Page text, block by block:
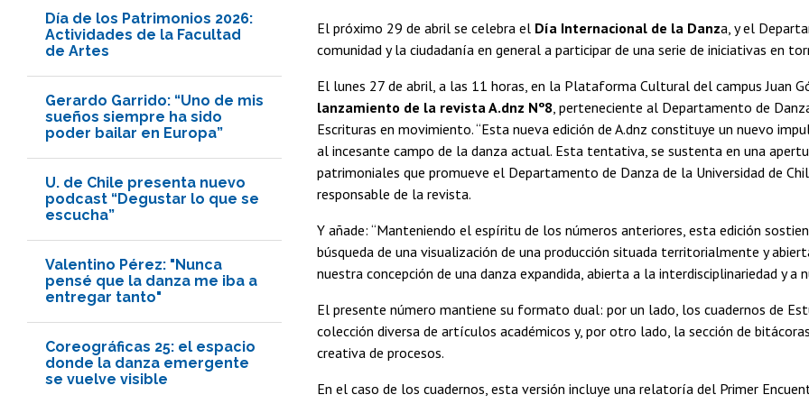
Día de los Patrimonios 2026:
Actividades de la Facultad
de Artes
Gerardo Garrido: “Uno de mis
sueños siempre ha sido
poder bailar en Europa”
U. de Chile presenta nuevo
podcast “Degustar lo que se
escucha”
Valentino Pérez: "Nunca
pensé que la danza me iba a
entregar tanto"
Coreográficas 25: el espacio
donde la danza emergente
se vuelve visible
El próximo 29 de abril se celebra el Día Internacional de la Danza, y el
comunidad y la ciudadanía en general a participar de una serie de iniciativas en
El lunes 27 de abril, a las 11 horas, en la Plataforma Cultural del campus Juan
lanzamiento de la revista A.dnz Nº8 , perteneciente al Departamento de
Escrituras en movimiento. “Esta nueva edición de A.dnz constituye un nuevo
al incesante campo de la danza actual. Esta tentativa, se sustenta en una
patrimoniales que promueve el Departamento de Danza de la Universidad de
responsable de la revista.
Y añade: “Manteniendo el espíritu de los números anteriores, esta edición
búsqueda de una visualización de una producción situada territorialmente y
nuestra concepción de una danza expandida, abierta a la interdisciplinariedad y
El presente número mantiene su formato dual: por un lado, los cuadernos de
colección diversa de artículos académicos y, por otro lado, la sección de
creativa de procesos.
En el caso de los cuadernos, esta versión incluye una relatoría del Primer